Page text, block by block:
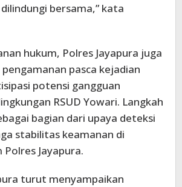
bersama,” kata
hukum, Polres Jayapura juga
pasca kejadian
potensi gangguan
RSUD Yowari. Langkah
bagian dari upaya deteksi
stabilitas keamanan di
Jayapura.
turut menyampaikan